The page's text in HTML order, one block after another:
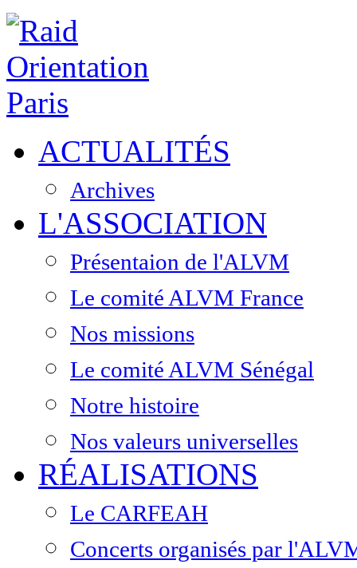
ACTUALITÉS
Archives
L'ASSOCIATION
Présentaion de l'ALVM
Le comité ALVM France
Nos missions
Le comité ALVM Sénégal
Notre histoire
Nos valeurs universelles
RÉALISATIONS
Le CARFEAH
Concerts organisés par